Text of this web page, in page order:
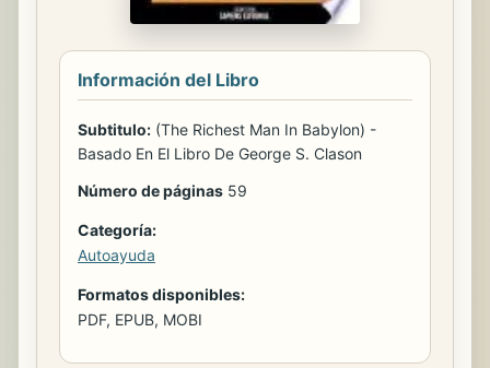
Información del Libro
Subtitulo: (The Richest Man In Babylon) -
Basado En El Libro De George S. Clason
Número de páginas 59
Categoría:
Autoayuda
Formatos disponibles:
PDF, EPUB, MOBI